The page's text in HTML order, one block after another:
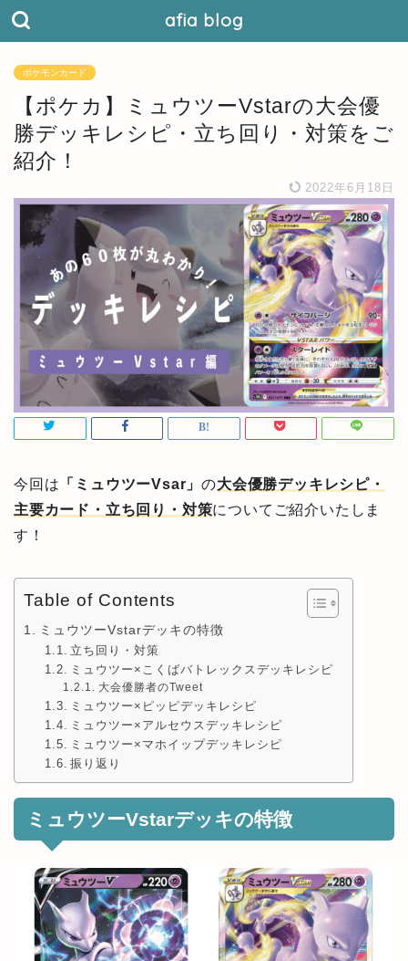
afia blog
ポケモンカード
【ポケカ】ミュウツーVstarの大会優
勝デッキレシピ・立ち回り・対策をご
紹介！
2022年6月18日
今回は 「ミュウツーVsar」の大会優勝デッキレシピ・
主要カード・立ち回り・対策についてご紹介いたしま
す！
Table of Contents
ミュウツーVstarデッキの特徴
立ち回り・対策
ミュウツー×こくばバトレックスデッキレシピ
大会優勝者のTweet
ミュウツー×ピッピデッキレシピ
ミュウツー×アルセウスデッキレシピ
ミュウツー×マホイップデッキレシピ
振り返り
ミュウツーVstarデッキの特徴